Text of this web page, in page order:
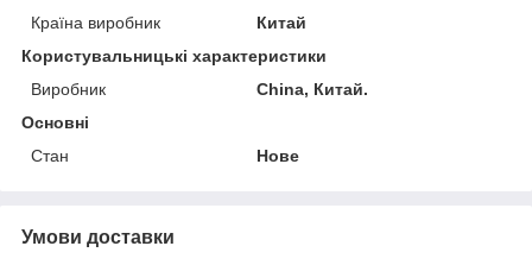
Країна виробник
Китай
Користувальницькі характеристики
Виробник
China, Китай.
Основні
Стан
Нове
Умови доставки